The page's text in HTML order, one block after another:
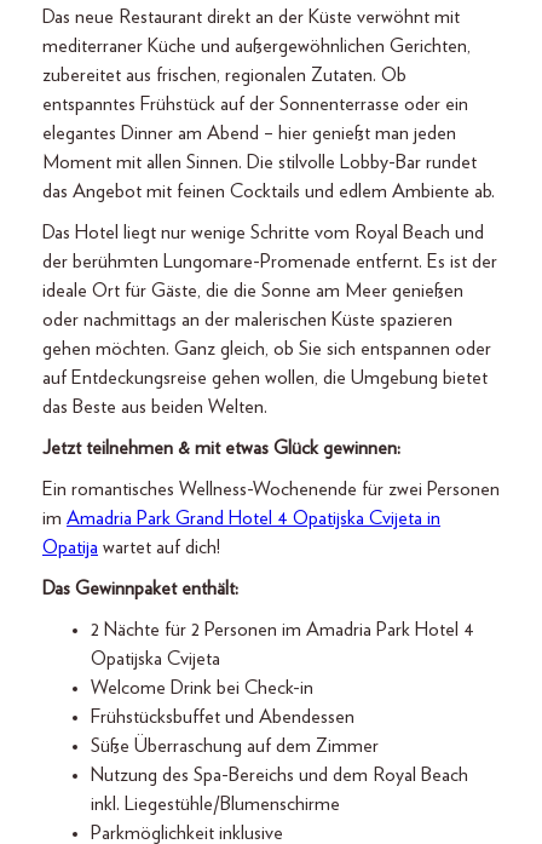
Das neue Restaurant direkt an der Küste verwöhnt mit
mediterraner Küche und außergewöhnlichen Gerichten,
zubereitet aus frischen, regionalen Zutaten. Ob
entspanntes Frühstück auf der Sonnenterrasse oder ein
elegantes Dinner am Abend – hier genießt man jeden
Moment mit allen Sinnen. Die stilvolle Lobby-Bar rundet
das Angebot mit feinen Cocktails und edlem Ambiente ab.
Das Hotel liegt nur wenige Schritte vom Royal Beach und
der berühmten Lungomare-Promenade entfernt. Es ist der
ideale Ort für Gäste, die die Sonne am Meer genießen
oder nachmittags an der malerischen Küste spazieren
gehen möchten. Ganz gleich, ob Sie sich entspannen oder
auf Entdeckungsreise gehen wollen, die Umgebung bietet
das Beste aus beiden Welten.
Jetzt teilnehmen & mit etwas Glück gewinnen:
Ein romantisches Wellness-Wochenende für zwei Personen
im Amadria Park Grand Hotel 4 Opatijska Cvijeta in
Opatija wartet auf dich!
Das Gewinnpaket enthält:
2 Nächte für 2 Personen im Amadria Park Hotel 4
Opatijska Cvijeta
Welcome Drink bei Check-in
Frühstücksbuffet und Abendessen
Süße Überraschung auf dem Zimmer
Nutzung des Spa-Bereichs und dem Royal Beach
inkl. Liegestühle/Blumenschirme
Parkmöglichkeit inklusive